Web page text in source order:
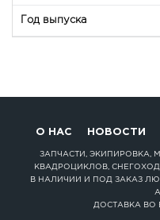
О НАС НОВОСТИ
ЗАПЧАСТИ, ЭКИПИРОВКА,
КВАДРОЦИКЛОВ,
В НАЛИЧИИ И ПОД ЗАКАЗ
ДОСТАВКА ВО